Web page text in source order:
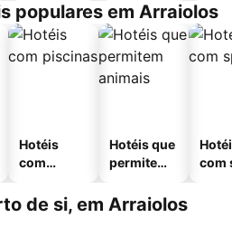
populares em Arraiolos
Hotéis
com
Hotéis que
permitem
com
de si, em Arraiolos